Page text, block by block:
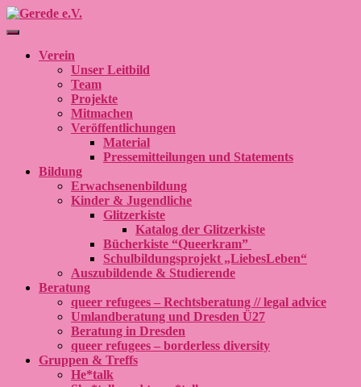
Navigation umschalten
Verein
Unser Leitbild
Team
Projekte
Mitmachen
Veröffentlichungen
Material
Pressemitteilungen und Statements
Bildung
Erwachsenenbildung
Kinder & Jugendliche
Glitzerkiste
Katalog der Glitzerkiste
Bücherkiste “Queerkram”
Schulbildungsprojekt „LiebesLeben“
Auszubildende & Studierende
Beratung
queer refugees – Rechtsberatung // legal advice
Umlandberatung und Dresden Ü27
Beratung in Dresden
queer refugees – borderless diversity
Gruppen & Treffs
He*talk